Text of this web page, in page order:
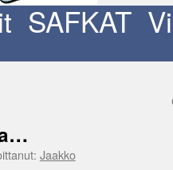
SAFKAT
Jaakko